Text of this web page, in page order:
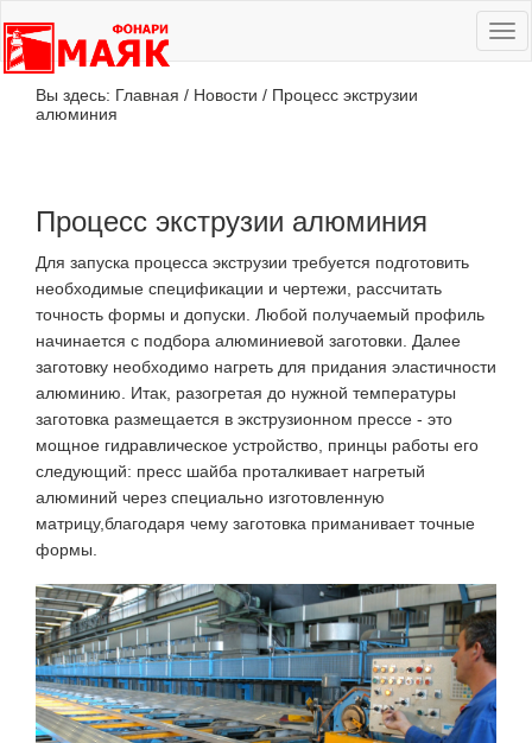
Вы здесь: Главная / Новости / Процесс экструзии
алюминия
Процесс экструзии алюминия
Для запуска процесса экструзии требуется подготовить
необходимые спецификации и чертежи, рассчитать
точность формы и допуски. Любой получаемый профиль
начинается с подбора алюминиевой заготовки. Далее
заготовку необходимо нагреть для придания эластичности
алюминию. Итак, разогретая до нужной температуры
заготовка размещается в экструзионном прессе - это
мощное гидравлическое устройство, принцы работы его
следующий: пресс шайба проталкивает нагретый
алюминий через специально изготовленную
матрицу,благодаря чему заготовка приманивает точные
формы.